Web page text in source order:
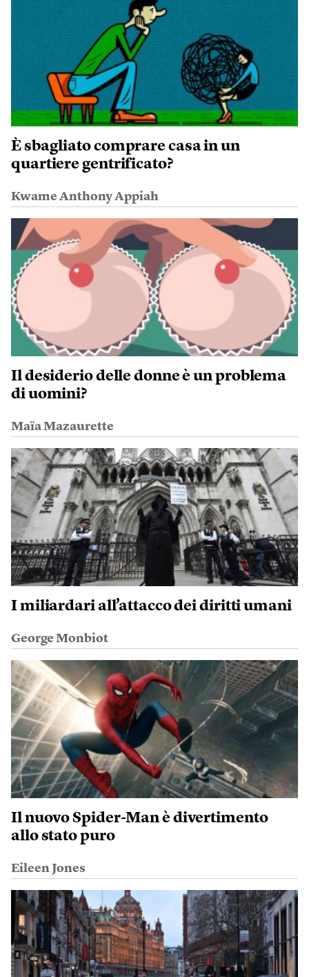
È sbagliato comprare casa in un
quartiere gentrificato?
Kwame Anthony Appiah
Il desiderio delle donne è un problema
di uomini?
Maïa Mazaurette
I miliardari all’attacco dei diritti umani
George Monbiot
Il nuovo Spider-Man è divertimento
allo stato puro
Eileen Jones